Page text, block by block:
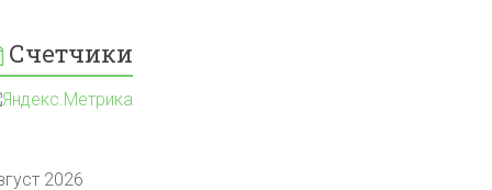
Счетчики
2026